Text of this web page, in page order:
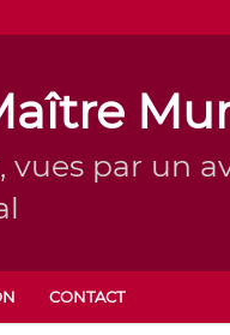
vues par un
CONTACT